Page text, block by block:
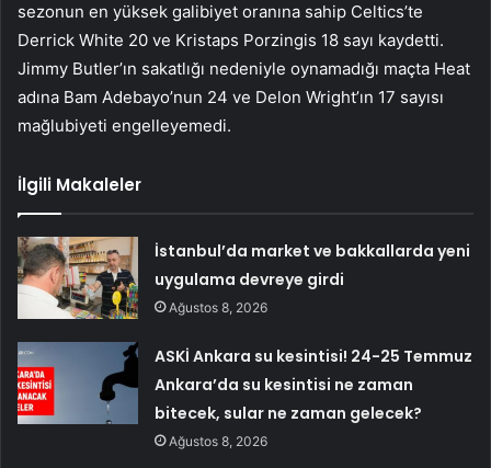
sezonun en yüksek galibiyet oranına sahip Celtics’te
Derrick White 20 ve Kristaps Porzingis 18 sayı kaydetti.
Jimmy Butler’ın sakatlığı nedeniyle oynamadığı maçta Heat
adına Bam Adebayo’nun 24 ve Delon Wright’ın 17 sayısı
mağlubiyeti engelleyemedi.
İlgili Makaleler
İstanbul’da market ve bakkallarda yeni
uygulama devreye girdi
Ağustos 8, 2026
ASKİ Ankara su kesintisi! 24-25 Temmuz
Ankara’da su kesintisi ne zaman
bitecek, sular ne zaman gelecek?
Ağustos 8, 2026